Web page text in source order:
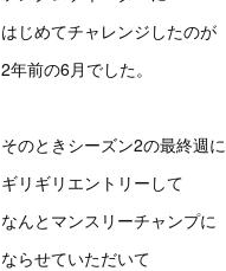
はじめてチャレンジしたのが
2年前の6月でした。
そのときシーズン2の最終週に
ギリギリエントリーして
なんとマンスリーチャンプに
ならせていただいて